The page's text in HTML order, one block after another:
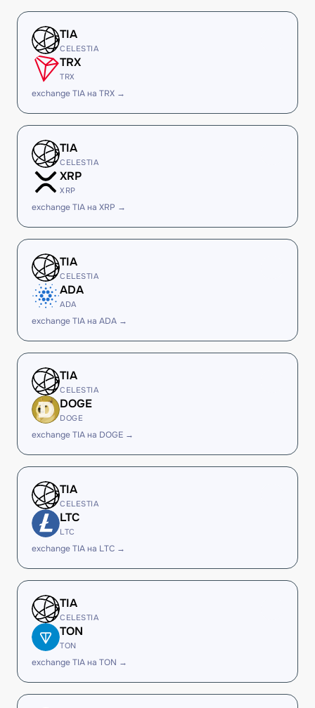
TIA
CELESTIA
TRX
TRX
exchange TIA на TRX →
TIA
CELESTIA
XRP
XRP
exchange TIA на XRP →
TIA
CELESTIA
ADA
ADA
exchange TIA на ADA →
TIA
CELESTIA
DOGE
DOGE
exchange TIA на DOGE →
TIA
CELESTIA
LTC
LTC
exchange TIA на LTC →
TIA
CELESTIA
TON
TON
exchange TIA на TON →